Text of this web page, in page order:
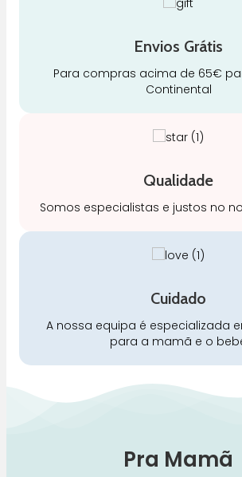
Envios Grátis
Para compras acima de 65€
Continental
Qualidade
Somos especialistas e justos no
Cuidado
A nossa equipa é especializada
para a mamã e o
Pra Mamã